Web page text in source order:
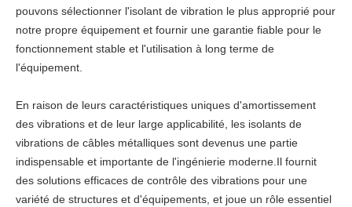
pouvons sélectionner l'isolant de vibration le plus approprié pour
notre propre équipement et fournir une garantie fiable pour le
fonctionnement stable et l'utilisation à long terme de
l'équipement.
En raison de leurs caractéristiques uniques d'amortissement
des vibrations et de leur large applicabilité, les isolants de
vibrations de câbles métalliques sont devenus une partie
indispensable et importante de l'ingénierie moderne.Il fournit
des solutions efficaces de contrôle des vibrations pour une
variété de structures et d'équipements, et joue un rôle essentiel